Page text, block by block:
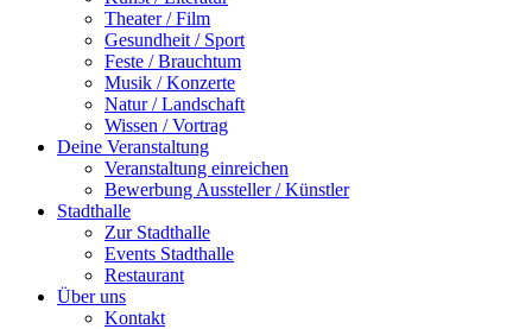
Theater / Film
Gesundheit / Sport
Feste / Brauchtum
Musik / Konzerte
Natur / Landschaft
Wissen / Vortrag
Deine Veranstaltung
Veranstaltung einreichen
Bewerbung Aussteller / Künstler
Stadthalle
Zur Stadthalle
Events Stadthalle
Restaurant
Über uns
Kontakt